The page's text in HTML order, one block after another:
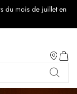
du mois de juillet en
Mon